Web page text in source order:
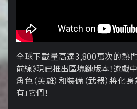
全球下載量高達3,800萬次的熱
前線》現已推出區塊鏈版本！遊戲
角色（英雄）和裝備（武器）將化
有」它們！